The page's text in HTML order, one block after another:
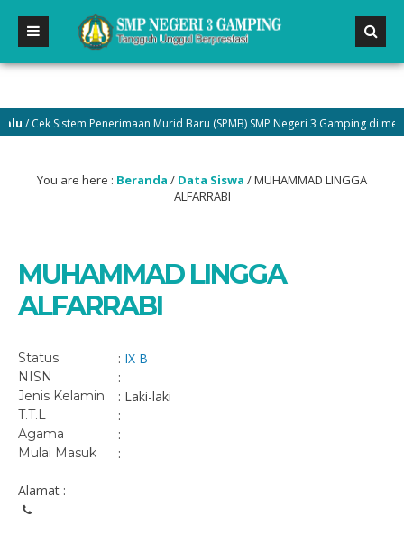
/ Cek Sistem Penerimaan Murid Baru (SPMB) SMP Negeri 3 Gamping di
You are here : Beranda / Data Siswa /MUHAMMAD LINGGA
ALFARRABI
MUHAMMAD LINGGA
ALFARRABI
Status : IX B
NISN :
Jenis Kelamin : Laki-laki
T.T.L :
Agama :
Mulai Masuk :
Alamat :